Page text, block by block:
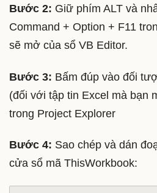
Bước 2: Giữ phím ALT và
Command + Option + F11
sẽ mở của sổ VB Editor.
Bước 3: Bấm đúp vào đối
(đối với tập tin Excel mà bạn
trong Project Explorer
Bước 4: Sao chép và dán
cửa sổ mã ThisWorkbook: